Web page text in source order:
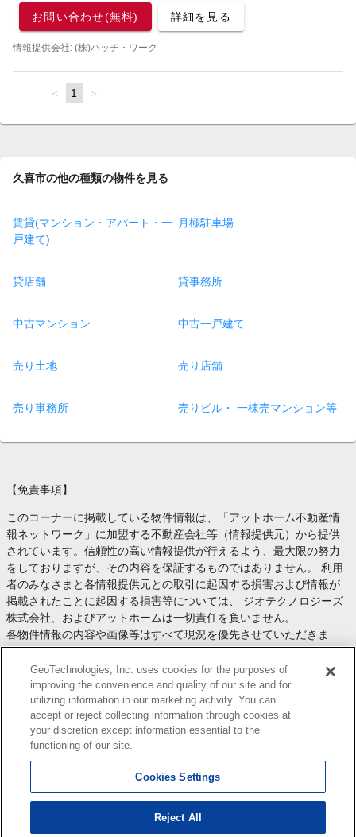
お問い合わせ(無料) 詳細を見る
情報提供会社: (株)ハッチ・ワーク
page
You're
page
1 page
久喜市の他の種類の物件を見る
賃貸(マンション・アパート・一
戸建て)
月極駐車場
貸店舗 貸事務所
中古マンション 中古一戸建て
売り土地 売り店舗
売り事務所 売りビル・ 一棟売マンション等
【免責事項】
このコーナーに掲載している物件情報は、「アットホーム不動産情
報ネットワーク」に加盟する不動産会社等（情報提供元）から提供
されています。信頼性の高い情報提供が行えるよう、最大限の努力
をしておりますが、その内容を保証するものではありません。 利用
者のみなさまと各情報提供元との取引に起因する損害および情報が
掲載されたことに起因する損害等については、 ジオテクノロジーズ
株式会社、およびアットホームは一切責任を負いません。
各物件情報の内容や画像等はすべて現況を優先させていただきま
す。
お取引等（お取引の準備、資金調達等を含みます）の際には、内容
や契約条件等について、 各情報提供元より十分な説明を受け、ご自
身でご確認の上、判断してください。
このコーナーへの物件情報のご掲載、その他不動産業務ソリューシ
ョン等についての不動産会社様のお問合せはこちら
します。
Copyright(c) At Home Co.,Ltd. このサイトに掲載している情報の無断転載を禁止します。著作権
はアットホーム（株）またはその情報提供者に帰属します。
GeoTechnologies, Inc. uses cookies for the purposes of
improving the convenience and quality of our site and for
utilizing information in our marketing activity. You can
accept or reject collecting information through cookies at
your discretion except information essential to the
functioning of our site.
Cookies Settings
Reject All